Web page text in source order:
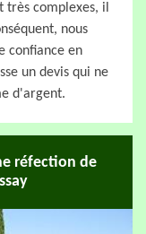
complexes, il
nous
confiance en
un devis qui ne
d'argent.
réfection de